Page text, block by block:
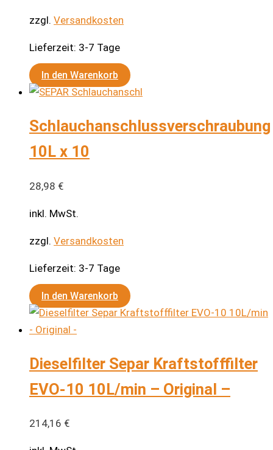
zzgl. Versandkosten
Lieferzeit: 3-7 Tage
In den Warenkorb
Schlauchanschlussverschraubung
10L x 10
28,98 €
inkl. MwSt.
zzgl. Versandkosten
Lieferzeit: 3-7 Tage
In den Warenkorb
Dieselfilter Separ Kraftstofffilter
EVO-10 10L/min – Original –
214,16 €